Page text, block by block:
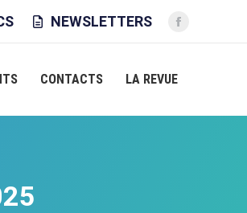
NEWSLETTERS
La
Facebook
dans
CONTACTS LA REVUE